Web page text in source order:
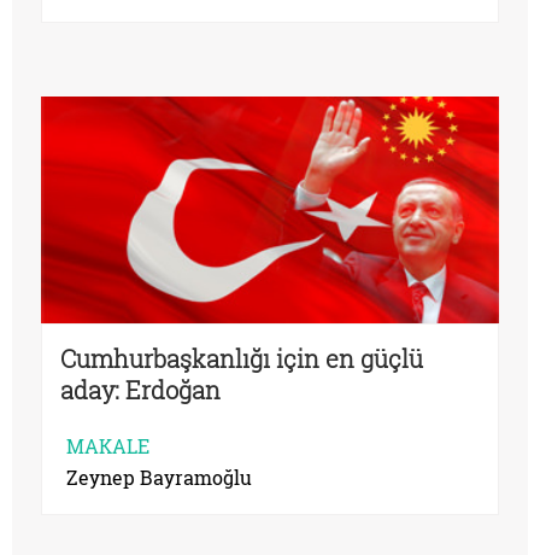
Cumhurbaşkanlığı için en güçlü
aday: Erdoğan
MAKALE
Zeynep Bayramoğlu